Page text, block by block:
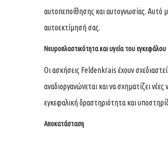
αυτοπεποίθησης και αυτογνωσίας. Αυτό
αυτοεκτίμησή σας.
Νευροπλαστικότητα και υγεία του εγκεφάλου
Οι ασκήσεις Feldenkrais έχουν
αναδιοργανώνεται και να σχηματίζει
εγκεφαλική δραστηριότητα και
Αποκατάσταση